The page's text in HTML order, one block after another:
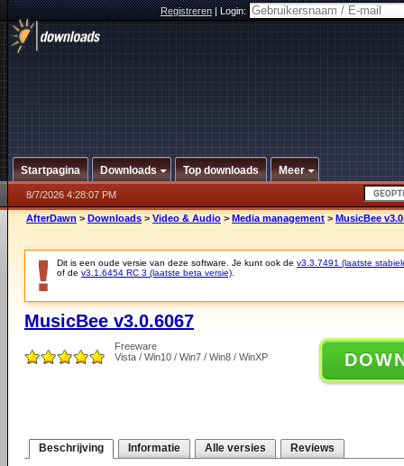
Registreren|Login:
Startpagina Downloads Top downloads Meer
8/7/2026 4:28:07 PM
AfterDawn > Downloads > Video & Audio > Media management > MusicBee
Dit is een oude versie van deze software. Je kunt ook de v3.3.7491 (laatste
of de v3.1.6454 RC 3 (laatste beta versie)
MusicBee v3.0.6067
Freeware
Vista / Win10 / Win7 / Win8 / WinXP
Beschrijving Informatie Alle versies Reviews